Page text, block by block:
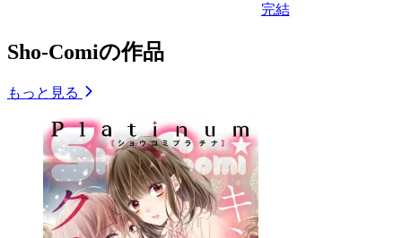
完結
Sho-Comiの作品
もっと見る